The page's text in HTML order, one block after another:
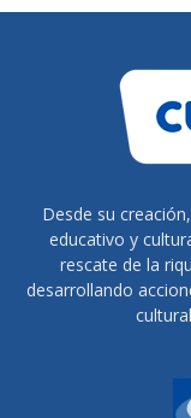
Desde su
educativo y
rescate de la
desarrollando